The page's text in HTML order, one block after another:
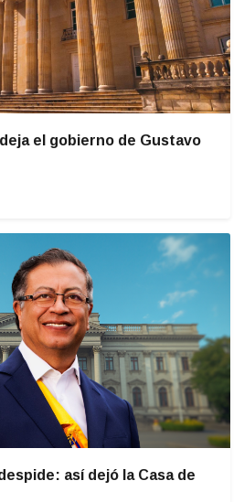
el gobierno de Gustavo
así dejó la Casa de